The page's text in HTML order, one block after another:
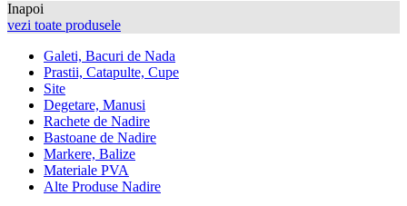
Inapoi
vezi toate produsele
Galeti, Bacuri de Nada
Prastii, Catapulte, Cupe
Site
Degetare, Manusi
Rachete de Nadire
Bastoane de Nadire
Markere, Balize
Materiale PVA
Alte Produse Nadire